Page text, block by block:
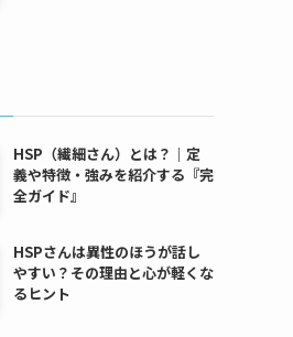
HSP（繊細さん）とは？｜定
義や特徴・強みを紹介する『完
全ガイド』
HSPさんは異性のほうが話し
やすい？その理由と心が軽くな
るヒント